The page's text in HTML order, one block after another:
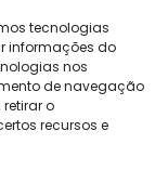
tecnologias
informações do
nos
de navegação
retirar o
recursos e
Soluções
DP e RH
NG Folha
eKeep